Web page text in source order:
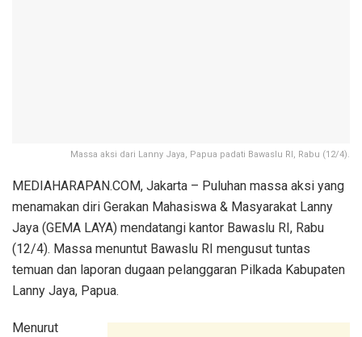
Massa aksi dari Lanny Jaya, Papua padati Bawaslu RI, Rabu (12/4).
​MEDIAHARAPAN.COM, Jakarta – Puluhan massa aksi yang
menamakan diri Gerakan Mahasiswa & Masyarakat Lanny
Jaya (GEMA LAYA) mendatangi kantor Bawaslu RI, Rabu
(12/4). Massa menuntut Bawaslu RI mengusut tuntas
temuan dan laporan dugaan pelanggaran Pilkada Kabupaten
Lanny Jaya, Papua.
Menurut